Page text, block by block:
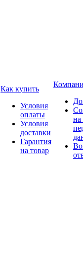
Как купить
Условия
оплаты
Условия
доставки
Гарантия
на товар
на